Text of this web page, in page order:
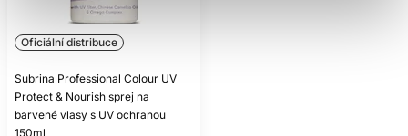
Oficiální distribuce
Subrina Professional Colour UV
Protect & Nourish sprej na
barvené vlasy s UV ochranou
150ml